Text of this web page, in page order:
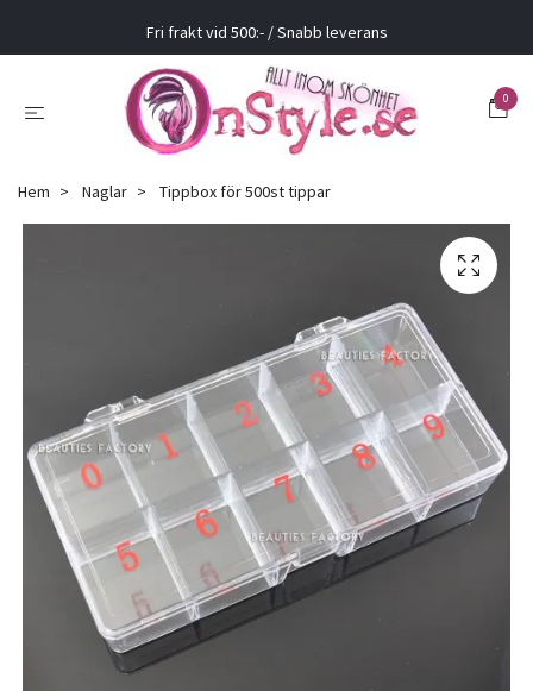
Fri frakt vid 500:- / Snabb leverans
0
Hem Naglar Tippbox för 500st tippar